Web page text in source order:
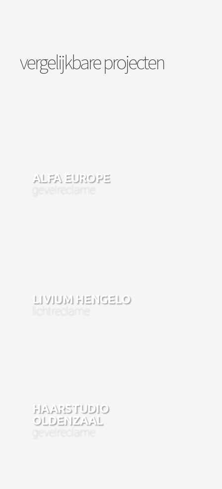
vergelijkbare projecten
ALFA EUROPE
LIVIUM HENGELO
HAARSTUDIO
OLDENZAAL